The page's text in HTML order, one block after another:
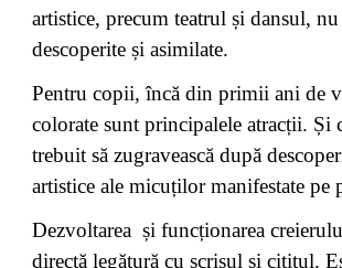
artistice, precum teatrul și dansul,
descoperite și asimilate.
Pentru copii, încă din primii ani de
colorate sunt principalele atracții. Și
trebuit să zugravească după
artistice ale micuților manifestate pe
Dezvoltarea și funcționarea
directă legătură cu scrisul și cititul.